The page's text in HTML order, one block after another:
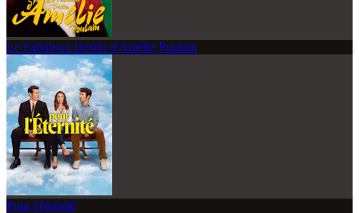
Le Fabuleux Destin d'Amélie Poulain
Pour l'éternité